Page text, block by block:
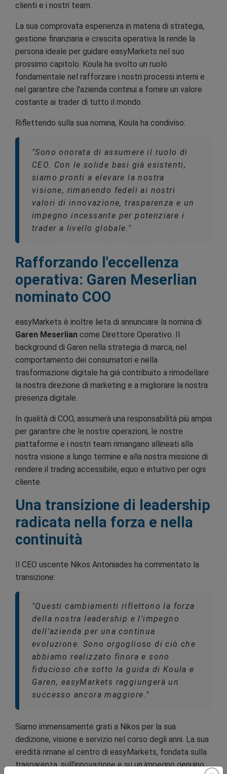
clienti e i nostri team.
La sua comprovata esperienza in materia di strategia,
gestione finanziaria e crescita operativa la rende la
persona ideale per guidare easyMarkets nel suo
prossimo capitolo. Koula ha svolto un ruolo
fondamentale nel rafforzare i nostri processi interni e
nel garantire che l'azienda continui a fornire un valore
costante ai trader di tutto il mondo.
Riflettendo sulla sua nomina, Koula ha condiviso:
"Sono onorata di assumere il ruolo di
CEO. Con le solide basi già esistenti,
siamo pronti a elevare la nostra
visione, rimanendo fedeli ai nostri
valori di innovazione, trasparenza e un
impegno incessante per potenziare i
trader a livello globale."
Rafforzando l'eccellenza
operativa: Garen Meserlian
nominato COO
easyMarkets è inoltre lieta di annunciare la nomina di
Garen Meserlian come Direttore Operativo. Il
background di Garen nella strategia di marca, nel
comportamento dei consumatori e nella
trasformazione digitale ha già contribuito a rimodellare
la nostra direzione di marketing e a migliorare la nostra
presenza digitale.
In qualità di COO, assumerà una responsabilità più ampia
per garantire che le nostre operazioni, le nostre
piattaforme e i nostri team rimangano allineati alla
nostra visione a lungo termine e alla nostra missione di
rendere il trading accessibile, equo e intuitivo per ogni
cliente.
Una transizione di leadership
radicata nella forza e nella
continuità
Il CEO uscente Nikos Antoniades ha commentato la
transizione:
"Questi cambiamenti riflettono la forza
della nostra leadership e l'impegno
dell'azienda per una continua
evoluzione. Sono orgoglioso di ciò che
abbiamo realizzato finora e sono
fiducioso che sotto la guida di Koula e
Garen, easyMarkets raggiungerà un
successo ancora maggiore."
Siamo immensamente grati a Nikos per la sua
dedizione, visione e servizio nel corso degli anni. La sua
eredità rimane al centro di easyMarkets, fondata sulla
trasparenza, sull'innovazione e su un impegno genuino